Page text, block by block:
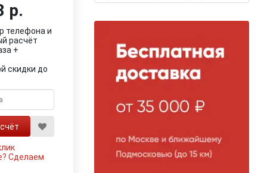
р.
телефона и
расчёт
+
скидки до
Сделаем